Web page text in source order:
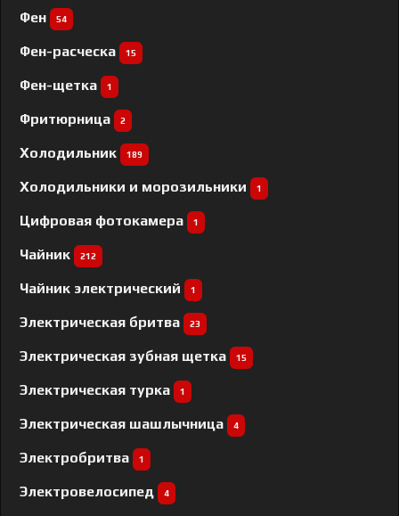
Фен 54
Фен-расческа 15
Фен-щетка 1
Фритюрница 2
Холодильник 189
Холодильники и морозильники 1
Цифровая фотокамера 1
Чайник 212
Чайник электрический 1
Электрическая бритва 23
Электрическая зубная щетка 15
Электрическая турка 1
Электрическая шашлычница 4
Электробритва 1
Электровелосипед 4